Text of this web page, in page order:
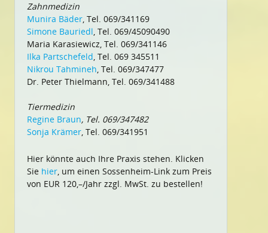
Zahnmedizin
Munira Bäder, Tel. 069/341169
Simone Bauriedl, Tel. 069/45090490
Maria Karasiewicz, Tel. 069/341146
Ilka Partschefeld, Tel. 069 345511
Nikrou Tahmineh, Tel. 069/347477
Dr. Peter Thielmann, Tel. 069/341488
Tiermedizin
Regine Braun, Tel. 069/347482
Sonja Krämer, Tel. 069/341951
Hier könnte auch Ihre Praxis stehen. Klicken
Sie hier, um einen Sossenheim-Link zum Preis
von EUR 120,–/Jahr zzgl. MwSt. zu bestellen!